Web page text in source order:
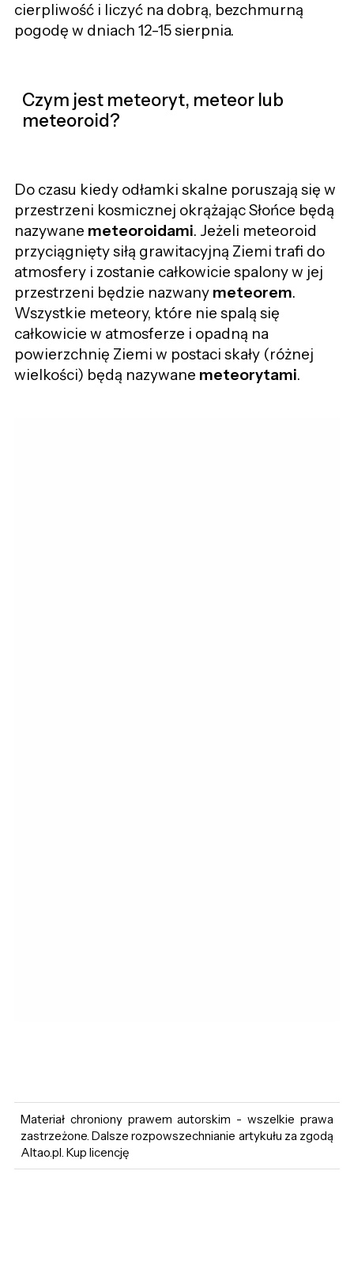
cierpliwość i liczyć na dobrą, bezchmurną
pogodę w dniach 12-15 sierpnia.
Czym jest meteoryt, meteor lub
meteoroid?
Do czasu kiedy odłamki skalne poruszają się w
przestrzeni kosmicznej okrążając Słońce będą
nazywane meteoroidami. Jeżeli meteoroid
przyciągnięty siłą grawitacyjną Ziemi trafi do
atmosfery i zostanie całkowicie spalony w jej
przestrzeni będzie nazwany meteorem.
Wszystkie meteory, które nie spalą się
całkowicie w atmosferze i opadną na
powierzchnię Ziemi w postaci skały (różnej
wielkości) będą nazywane meteorytami.
Materiał chroniony prawem autorskim - wszelkie prawa
zastrzeżone. Dalsze rozpowszechnianie artykułu za zgodą
Altao.pl. Kup licencję